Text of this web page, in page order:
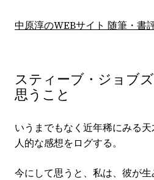
中原淳のWEBサイト 随筆・書
スティーブ・ジョブ
思うこと
いうまでもなく近年稀にみる
人的な感想をログする。
今にして思うと、私は、彼が